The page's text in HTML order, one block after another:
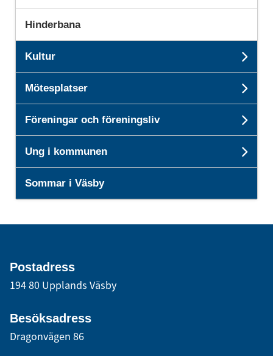
Hinderbana
Kultur
Mötesplatser
Föreningar och föreningsliv
Ung i kommunen
Sommar i Väsby
Postadress
194 80 Upplands Väsby
Besöksadress
Dragonvägen 86